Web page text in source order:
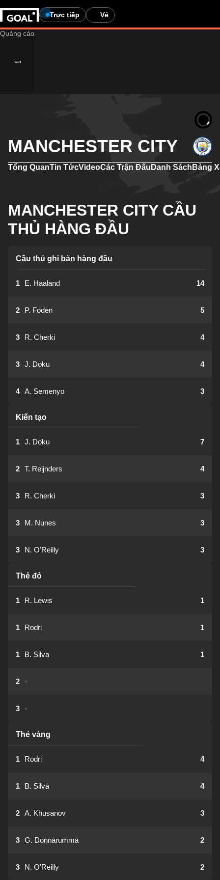
Trực tiếp Vé
MANCHESTER CITY
Tổng QuanTin TứcVideoCác Trận Đấu Danh Sách Bảng
MANCHESTER CITY CẦU
THỦ HÀNG ĐẦU
Cầu thủ ghi bàn hàng đầu
1 E. Haaland 14
2 P. Foden 5
3 R. Cherki 4
3 J. Doku 4
4 A. Semenyo 3
Kiến tạo
1 J. Doku 7
2 T. Reijnders 4
3 R. Cherki 3
3 M. Nunes 3
3 N. O'Reilly 3
Thẻ đỏ
1 R. Lewis 1
1 Rodri 1
1 B. Silva 1
2 -
3 -
Thẻ vàng
1 Rodri 4
1 B. Silva 4
2 A. Khusanov 3
3 G. Donnarumma 2
3 N. O'Reilly 2